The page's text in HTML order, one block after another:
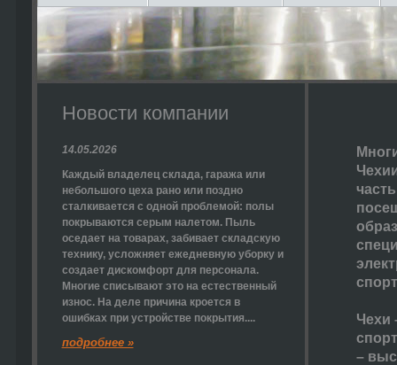
Чехи
–
Новости компании
14.05.2026
Каждый владелец склада, гаража или
небольшого цеха рано или поздно
сталкивается с одной проблемой: полы
покрываются серым налетом. Пыль
оседает на товарах, забивает складскую
технику, усложняет ежедневную уборку и
создает дискомфорт для персонала.
Многие списывают это на естественный
износ. На деле причина кроется в
ошибках при устройстве покрытия....
подробнее »